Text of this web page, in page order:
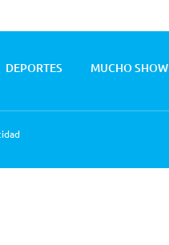
DEPORTES
MUCHO SHOW